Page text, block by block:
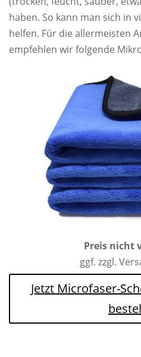
haben. So kann man sich in
helfen. Für die allermeisten
empfehlen wir folgende
Preis nicht
ggf. zzgl.
Jetzt Microfaser-